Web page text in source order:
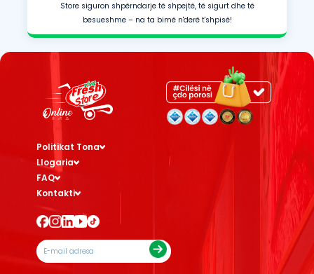
Store siguron shpërndarje të shpejtë, të sigurt dhe të
besueshme – na ta bimë n'derë t'shpisë!
Politikat Tona
Llogaria
FAQ
Kontakti